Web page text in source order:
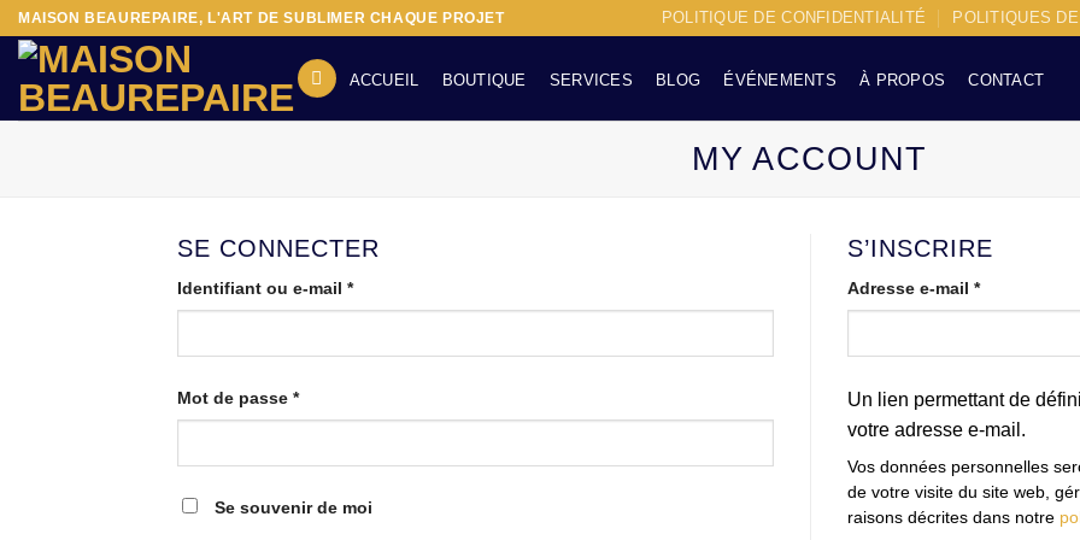
Passer
au
contenu
MAISON BEAUREPAIRE, L'ART DE SUBLIMER CHAQUE PROJET POLITIQUE DE CONFIDENTIALITÉ POLITIQUES
ACCUEIL BOUTIQUE SERVICES BLOG ÉVÉNEMENTS À PROPOS CONTACT
MY ACCOUNT
SE CONNECTER
Identifiant ou e-mail *Obligatoire
Mot de passe *Obligatoire
Se souvenir de moi
S’INSCRIRE
Adresse e-mail *Obligatoire
Un lien permettant de
votre adresse e-mail.
Vos données personnelles
de votre visite du site web,
raisons décrites dans notre